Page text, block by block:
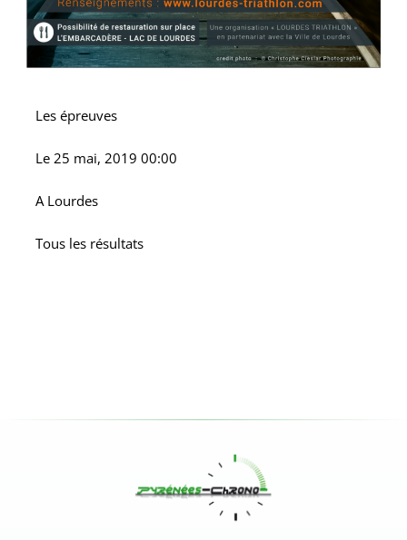
Les épreuves
Le25 mai, 2019 00:00
A Lourdes
Tous les résultats